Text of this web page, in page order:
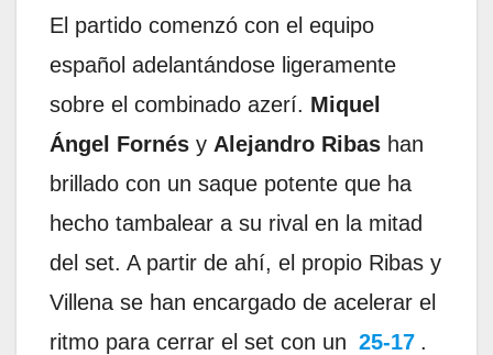
El partido comenzó con el equipo
español adelantándose ligeramente
sobre el combinado azerí. Miquel
Ángel Fornés y Alejandro Ribas han
brillado con un saque potente que ha
hecho tambalear a su rival en la mitad
del set. A partir de ahí, el propio Ribas y
Villena se han encargado de acelerar el
ritmo para cerrar el set con un 25-17 .